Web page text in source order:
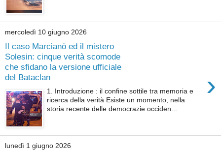
mercoledì 10 giugno 2026
Il caso Marcianò ed il mistero
Solesin: cinque verità scomode
che sfidano la versione ufficiale
del Bataclan
›
1. Introduzione : il confine sottile tra memoria e
ricerca della verità Esiste un momento, nella
storia recente delle democrazie occiden...
lunedì 1 giugno 2026